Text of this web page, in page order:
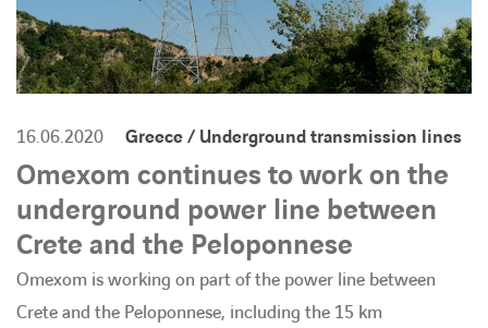
À la une
Contact
linkedin youtube
16.06.2020 Greece / Underground transmission lines
Omexom continues to work on the
underground power line between
Crete and the Peloponnese
Omexom is working on part of the power line between
Crete and the Peloponnese, including the 15 km